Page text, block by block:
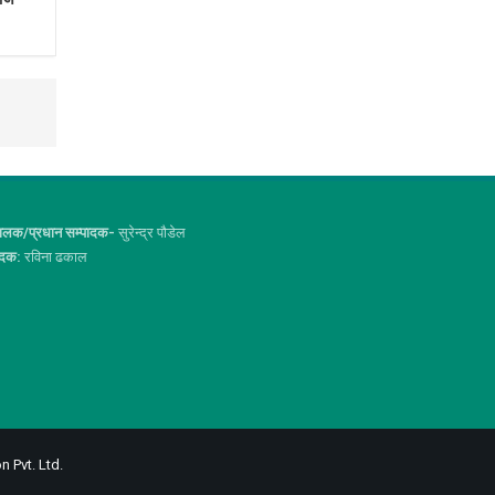
प्रधान सम्पादक- सुरेन्द्र पौडेल
रविना ढकाल
Pvt. Ltd.